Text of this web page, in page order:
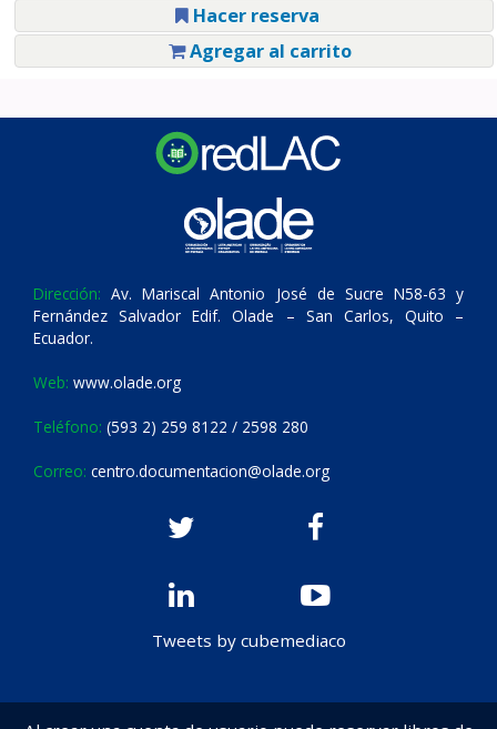
Hacer reserva
Agregar al carrito
Dirección: Av. Mariscal Antonio José de Sucre N58-63 y
Fernández Salvador Edif. Olade – San Carlos, Quito –
Ecuador.
Web: www.olade.org
Teléfono: (593 2) 259 8122 / 2598 280
Correo: centro.documentacion@olade.org
Tweets by cubemediaco